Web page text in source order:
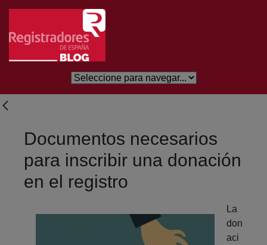
Saltar al contenido principal
Documentos necesarios
para inscribir una donación
en el registro
La
don
aci